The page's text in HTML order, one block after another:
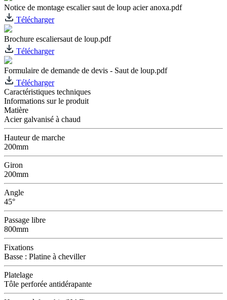
Notice de montage escalier saut de loup acier anoxa.pdf
Télécharger
Brochure escaliersaut de loup.pdf
Télécharger
Formulaire de demande de devis - Saut de loup.pdf
Télécharger
Caractéristiques techniques
Informations sur le produit
Matière
Acier galvanisé à chaud
Hauteur de marche
200mm
Giron
200mm
Angle
45°
Passage libre
800mm
Fixations
Basse : Platine à cheviller
Platelage
Tôle perforée antidérapante